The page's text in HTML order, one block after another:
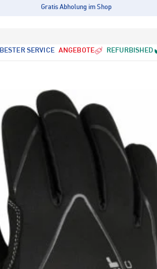
Gratis Abholung im Shop
BESTER SERVICE ANGEBOTE REFURBISHED